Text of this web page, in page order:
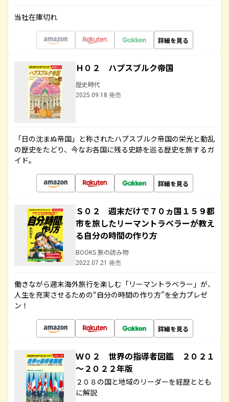
当社在庫切れ
詳細を見る
Ｈ０２ ハプスブルク帝国
歴史時代
2025.09.18 発売
「日の沈まぬ帝国」と称されたハプスブルク帝国の栄光と動乱
の歴史をたどり、今なお各国に残る史跡を巡る歴史を旅するガ
イド。
詳細を見る
Ｓ０２ 週末だけで７０ヵ国１５９都
市を旅したリーマントラベラーが教え
る自分の時間の作り方
BOOKS 旅の読み物
2022.07.21 発売
働きながら週末海外旅行を楽しむ「リーマントラベラー」が、
人生を充実させるための“自分の時間の作り方”を全力プレゼ
ン！
詳細を見る
Ｗ０２ 世界の指導者図鑑 ２０２１
～２０２２年版
２０８の国と地域のリーダーを経歴ととも
に解説